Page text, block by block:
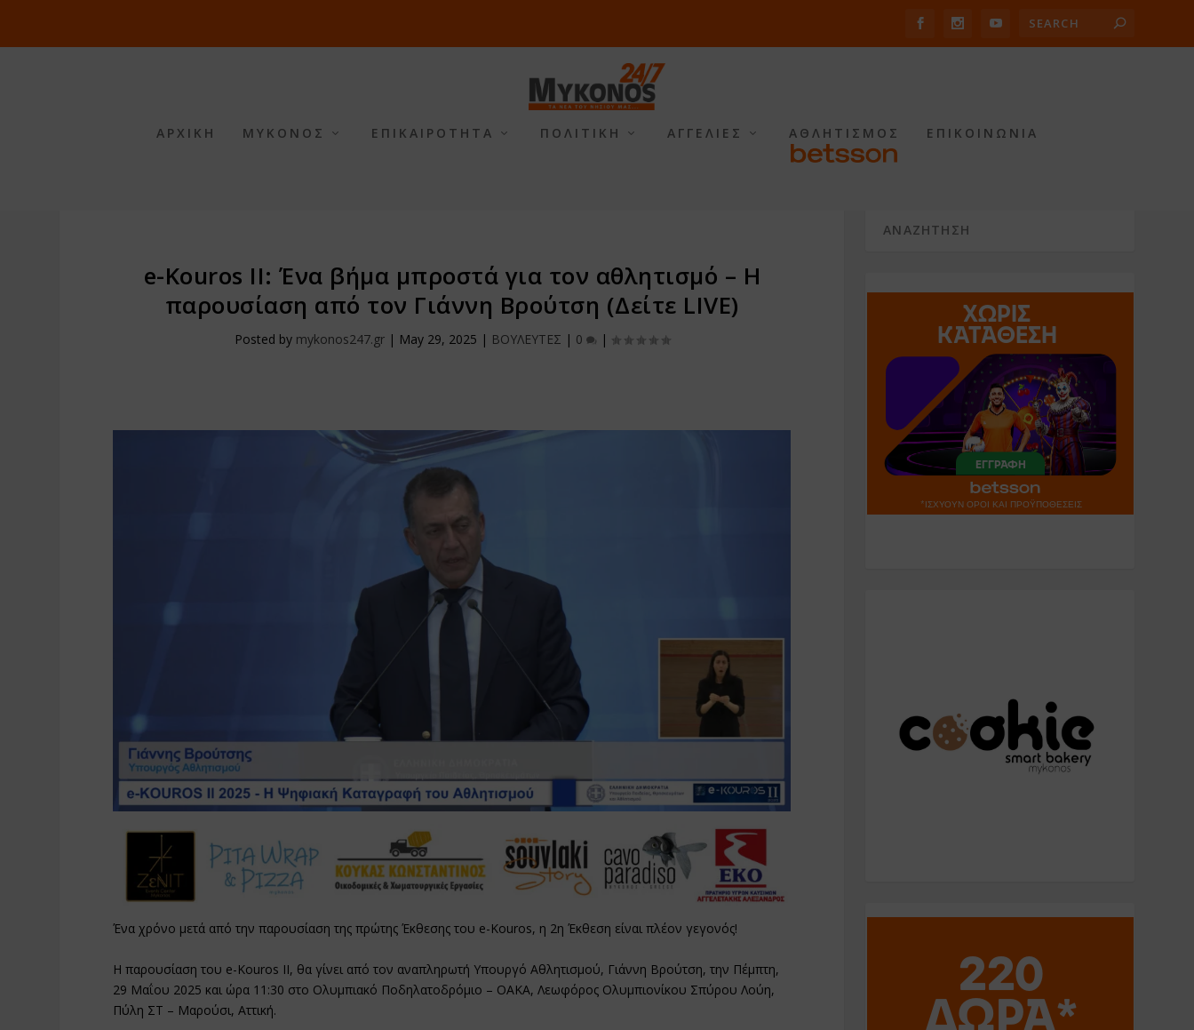
ΑΡΧΙΚΗ ΜΥΚΟΝΟΣ ΕΠΙΚΑΙΡΟΤΗΤΑ ΠΟΛΙΤΙΚΗ ΑΓΓΕΛΙΕΣ ΑΘΛΗΤΙΣΜΟΣ ΕΠΙΚΟΙΝΩΝΙΑ
e-Kouros II: Ένα βήμα μπροστά για τον αθλητισμό – Η
παρουσίαση από τον Γιάννη Βρούτση (Δείτε LIVE)
Posted by mykonos247.gr| May 29, 2025 | ΒΟΥΛΕΥΤΕΣ | 0 |
Ένα χρόνο μετά από την παρουσίαση της πρώτης Έκθεσης του e-Κouros, η 2η Έκθεση είναι πλέον γεγονός!
Η παρουσίαση του e-Kouros II, θα γίνει από τον αναπληρωτή Υπουργό Αθλητισμού, Γιάννη Βρούτση, την Πέμπτη,
29 Μαΐου 2025 και ώρα 11:30 στο Ολυμπιακό Ποδηλατοδρόμιο – ΟΑΚΑ, Λεωφόρος Ολυμπιονίκου Σπύρου Λούη,
Πύλη ΣΤ – Μαρούσι, Αττική.